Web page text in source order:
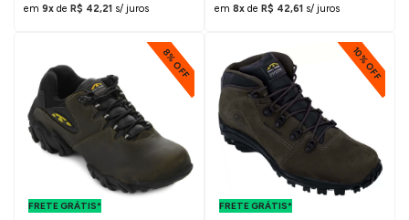
em 9x de R$ 42,21 s/ juros em 8x de R$ 42,61 s/ juros
8% OFF
FRETE GRÁTIS*
FRETE GRÁTIS
PARA O DF E
10% OFF
FRETE GRÁTIS*
FRETE GRÁTIS
PARA O DF E